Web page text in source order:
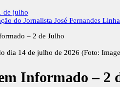
de julho
do Jornalista José Fernandes
– 2 de Julho
dia 14 de julho de 2026 (Foto:
Informado – 2